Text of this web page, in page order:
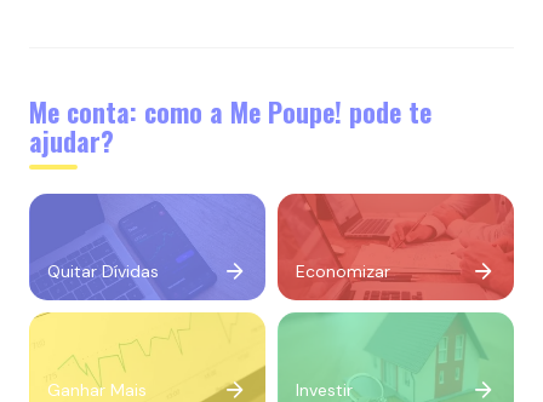
Me conta: como a Me Poupe! pode te
ajudar?
Quitar Dívidas Economizar
Ganhar Mais Investir